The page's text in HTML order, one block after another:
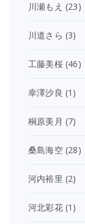
川瀬もえ (23)
川道さら (3)
工藤美桜(46)
幸澤沙良 (1)
桐原美月 (7)
桑島海空(28)
河内裕里 (2)
河北彩花(1)